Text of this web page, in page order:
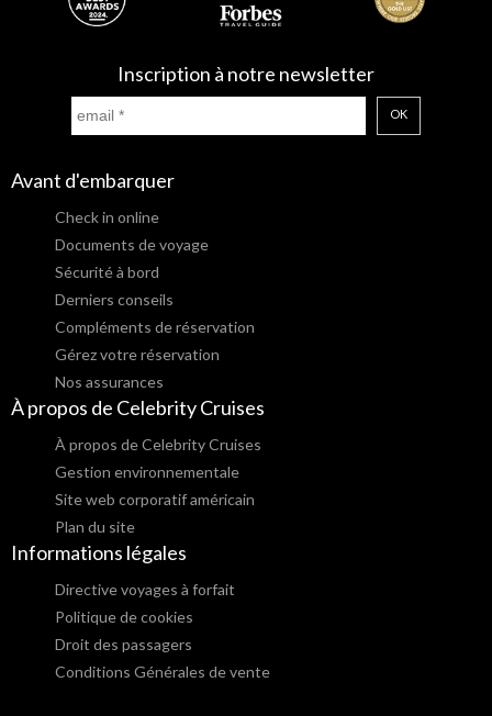
Inscription à notre newsletter
OK
Avant d'embarquer
Check in online
Documents de voyage
Sécurité à bord
Derniers conseils
Compléments de réservation
Gérez votre réservation
Nos assurances
À propos de Celebrity Cruises
À propos de Celebrity Cruises
Gestion environnementale
Site web corporatif américain
Plan du site
Informations légales
Directive voyages à forfait
Politique de cookies
Droit des passagers
Conditions Générales de vente